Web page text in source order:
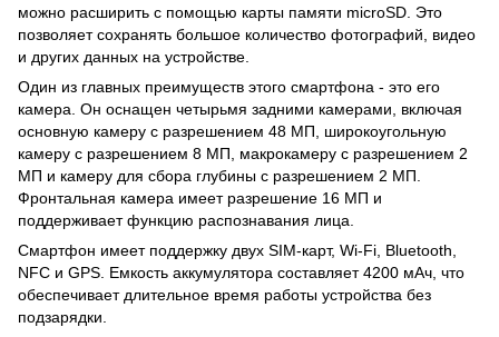
можно расширить с помощью карты памяти microSD. Это
позволяет сохранять большое количество фотографий, видео
и других данных на устройстве.
Один из главных преимуществ этого смартфона - это его
камера. Он оснащен четырьмя задними камерами, включая
основную камеру с разрешением 48 МП, широкоугольную
камеру с разрешением 8 МП, макрокамеру с разрешением 2
МП и камеру для сбора глубины с разрешением 2 МП.
Фронтальная камера имеет разрешение 16 МП и
поддерживает функцию распознавания лица.
Смартфон имеет поддержку двух SIM-карт, Wi-Fi, Bluetooth,
NFC и GPS. Емкость аккумулятора составляет 4200 мАч, что
обеспечивает длительное время работы устройства без
подзарядки.